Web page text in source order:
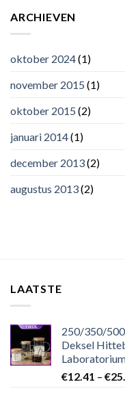
ARCHIEVEN
oktober 2024(1)
november 2015 (1)
oktober 2015 (2)
januari 2014(1)
december 2013(2)
augustus 2013(2)
LAATSTE
250/350/
Deksel
€12.41 – €